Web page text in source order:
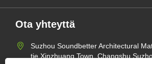
Ota yhteyttä
Suzhou Soundbetter Architectural
tie Xinzhuang Town, Changshu